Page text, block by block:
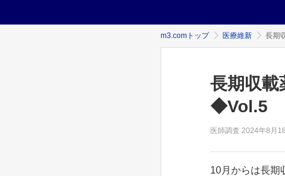
m3.comトップ 医療維新 長期
長期収載
◆Vol.5
医師調査 2024年8月
10月からは長期